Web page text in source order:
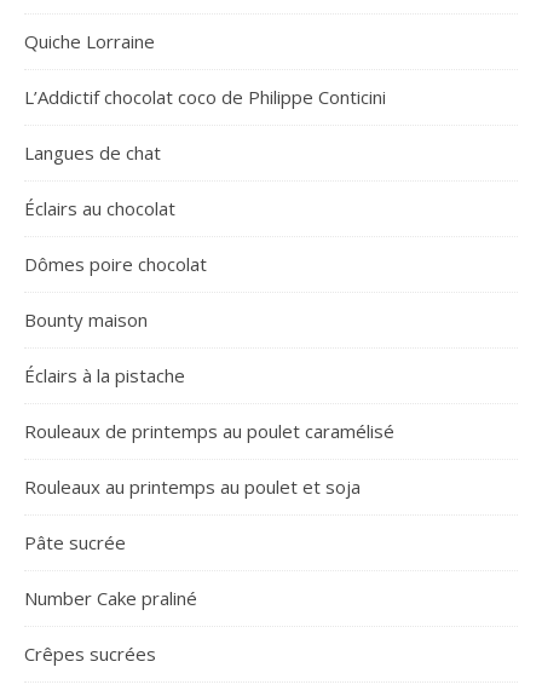
Quiche Lorraine
L’Addictif chocolat coco de Philippe Conticini
Langues de chat
Éclairs au chocolat
Dômes poire chocolat
Bounty maison
Éclairs à la pistache
Rouleaux de printemps au poulet caramélisé
Rouleaux au printemps au poulet et soja
Pâte sucrée
Number Cake praliné
Crêpes sucrées